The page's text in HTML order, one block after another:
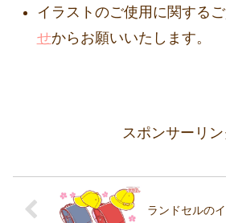
イラストのご使用に関する
せからお願いいたします。
スポンサーリン
ランドセルの